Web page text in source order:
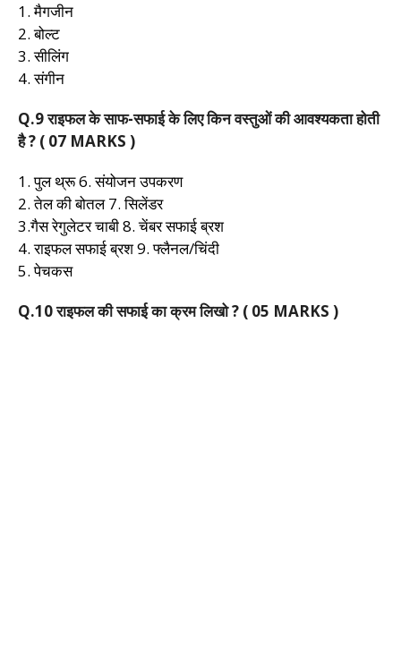
1. मैगजीन
2. बोल्ट
3. सीलिंग
4. संगीन
Q.9 राइफल के साफ-सफाई के लिए किन वस्तुओं की आवश्यकता होती
है ? ( 07 MARKS )
1. पुल थ्रू 6. संयोजन उपकरण
2. तेल की बोतल 7. सिलेंडर
3.गैस रेगुलेटर चाबी 8. चेंबर सफाई ब्रश
4. राइफल सफाई ब्रश 9. फ्लैनल/चिंदी
5. पेचकस
Q.10 राइफल की सफाई का क्रम लिखो ? ( 05 MARKS )